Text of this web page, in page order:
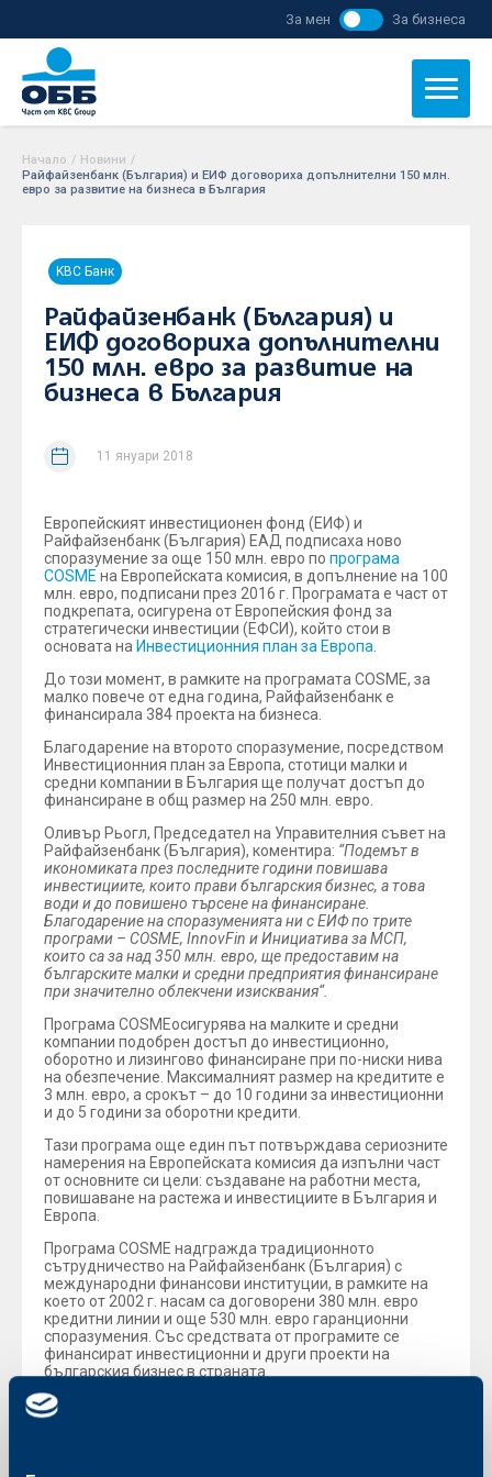
За мен За бизнеса
Начало / Новини /
Райфайзенбанк (България) и ЕИФ договориха допълнителни 150 млн.
евро за развитие на бизнеса в България
KBC Банк
Райфайзенбанк (България) и
ЕИФ договориха допълнителни
150 млн. евро за развитие на
бизнеса в България
11 януари 2018
Европейският инвестиционен фонд (ЕИФ) и
Райфайзенбанк (България) ЕАД подписаха ново
споразумение за още 150 млн. евро по програма
COSME на Европейската комисия, в допълнение на 100
млн. евро, подписани през 2016 г. Програмата е част от
подкрепата, осигурена от Европейския фонд за
стратегически инвестиции (ЕФСИ), който стои в
основата на Инвестиционния план за Европа
До този момент, в рамките на програмата COSME, за
малко повече от една година, Райфайзенбанк е
финансирала 384 проекта на бизнеса.
Благодарение на второто споразумение, посредством
Инвестиционния план за Европа, стотици малки и
средни компании в България ще получат достъп до
финансиране в общ размер на 250 млн. евро.
Оливър Рьогл, Председател на Управителния съвет на
Райфайзенбанк (България), коментира: “Подемът в
икономиката през последните години повишава
инвестициите, които прави българския бизнес, а това
води и до повишено търсене на финансиране.
Благодарение на споразуменията ни с ЕИФ по трите
програми – COSME, InnovFin и Инициатива за МСП,
които са за над 350 млн. евро, ще предоставим на
българските малки и средни предприятия финансиране
при значително облекчени изисквания“.
Програма COSMEосигурява на малките и средни
компании подобрен достъп до инвестиционно,
оборотно и лизингово финансиране при по-ниски нива
на обезпечение. Максималният размер на кредитите е
3 млн. евро, а срокът – до 10 години за инвестиционни
и до 5 години за оборотни кредити.
Тази програма още един път потвърждава сериозните
намерения на Европейската комисия да изпълни част
от основните си цели: създаване на работни места,
повишаване на растежа и инвестициите в България и
Европа.
Програма COSME надгражда традиционното
сътрудничество на Райфайзенбанк (България) с
международни финансови институции, в рамките на
което от 2002 г. насам са договорени 380 млн. евро
кредитни линии и още 530 млн. евро гаранционни
споразумения. Със средствата от програмите се
финансират инвестиционни и други проекти на
българския бизнес в страната.
Настоящата Гаранция е предоставена от COSME и
Европейския фонд за стратегически инвестиции